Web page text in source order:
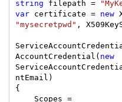
string filepath =
var certificate = new
"mysecretpwd" ,
AccountCredential( new
ntEmail)
{